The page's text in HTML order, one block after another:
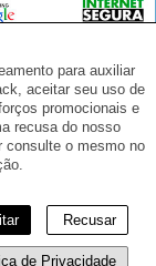
sala 231A - Tel: 11 3214-1530 -
para auxiliar
aceitar seu uso de
promocionais e
recusa do nosso
consulte o mesmo no
Recusar
de Privacidade